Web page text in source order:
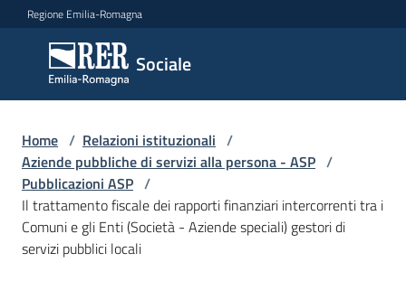
Vai al contenuto
Vai alla navigazione
Vai al footer
Regione Emilia-Romagna
Sociale
Sociale
Argomenti
Novità
Home / Relazioni istituzionali /
Aziende pubbliche di servizi alla persona - ASP /
Pubblicazioni ASP /
Il trattamento fiscale dei rapporti finanziari intercorrenti tra i
Comuni e gli Enti (Società - Aziende speciali) gestori di
servizi pubblici locali